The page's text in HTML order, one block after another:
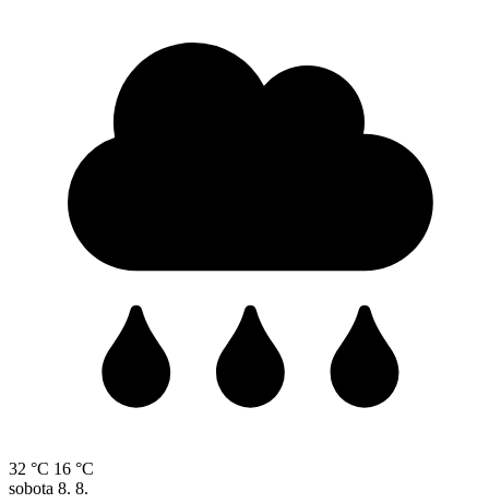
32 °C 16 °C
sobota 8. 8.